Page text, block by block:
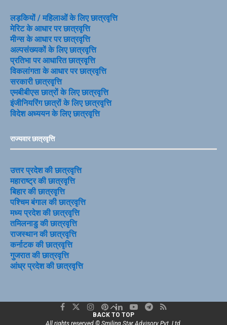
लड़कियों / महिलाओं के लिए छात्रवृत्ति
मेरिट के आधार पर छात्रवृत्ति
मीन्स के आधार पर छात्रवृत्ति
अल्पसंख्यकों के लिए छात्रवृत्ति
प्रतिभा पर आधारित छात्रवृत्ति
विकलांगता के आधार पर छात्रवृत्ति
सरकारी छात्रवृत्ति
एमबीबीएस छात्रों के लिए छात्रवृत्ति
इंजीनियरिंग छात्रों के लिए छात्रवृत्ति
विदेश अध्ययन के लिए छात्रवृत्ति
राज्यवार छात्रवृत्ति
उत्तर प्रदेश की छात्रवृत्ति
महाराष्ट्र की छात्रवृत्ति
बिहार की छात्रवृत्ति
पश्चिम बंगाल की छात्रवृत्ति
मध्य प्रदेश की छात्रवृत्ति
तमिलनाडु की छात्रवृत्ति
राजस्थान की छात्रवृत्ति
कर्नाटक की छात्रवृत्ति
गुजरात की छात्रवृत्ति
आंध्र प्रदेश की छात्रवृत्ति
BACK TO TOP